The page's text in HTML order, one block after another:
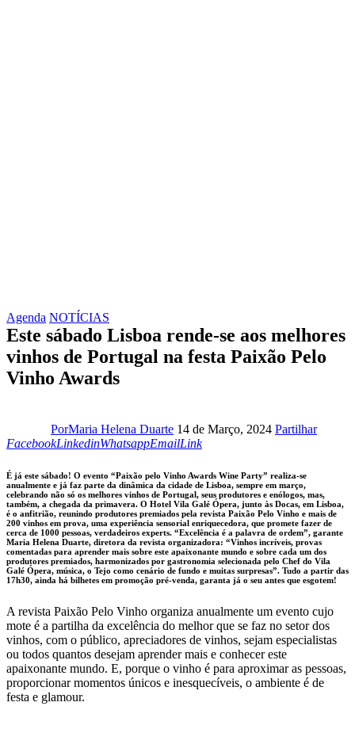
Agenda NOTÍCIAS
Este sábado Lisboa rende-se aos melhores
vinhos de Portugal na festa Paixão Pelo
Vinho Awards
PorMaria Helena Duarte 14 de Março, 2024 Partilhar
FacebookLinkedin
LinkedinWhatsapp
WhatsappEmail
EmailCopy
clipboard
Link
É já este sábado! O evento “Paixão pelo Vinho Awards Wine Party” realiza-se
anualmente e já faz parte da dinâmica da cidade de Lisboa, sempre em março,
celebrando não só os melhores vinhos de Portugal, seus produtores e enólogos, mas,
também, a chegada da primavera. O Hotel Vila Galé Ópera, junto às Docas, em Lisboa,
é o anfitrião, reunindo produtores premiados pela revista Paixão Pelo Vinho e mais de
200 vinhos em prova, uma experiência sensorial enriquecedora, que promete fazer de
cerca de 1000 pessoas, verdadeiros experts. “Excelência é a palavra de ordem”, garante
Maria Helena Duarte, diretora da revista organizadora: “Vinhos incríveis, provas
comentadas para aprender mais sobre este apaixonante mundo e sobre cada um dos
produtores premiados, harmonizados por gastronomia selecionada pelo Chef do Vila
Galé Ópera, música, o Tejo como cenário de fundo e muitas surpresas”. Tudo a partir das
17h30, ainda há bilhetes em promoção pré-venda, garanta já o seu antes que esgotem!
A revista Paixão Pelo Vinho organiza anualmente um evento cujo
mote é a partilha da excelência do melhor que se faz no setor dos
vinhos, com o público, apreciadores de vinhos, sejam especialistas
ou todos quantos desejam aprender mais e conhecer este
apaixonante mundo. E, porque o vinho é para aproximar as pessoas,
proporcionar momentos únicos e inesquecíveis, o ambiente é de
festa e glamour.